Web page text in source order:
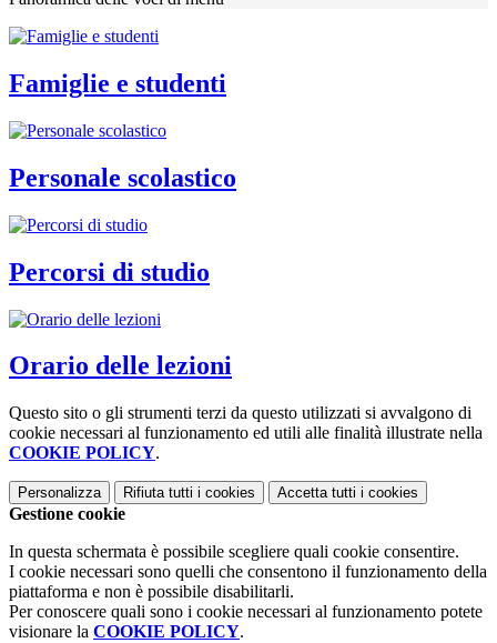
Famiglie e studenti
Personale scolastico
Percorsi di studio
Orario delle lezioni
Questo sito o gli strumenti terzi da questo utilizzati si avvalgono di
cookie necessari al funzionamento ed utili alle finalità illustrate nella
COOKIE POLICY.
Personalizza Rifiuta tutti i cookies Accetta tutti i cookies
Gestione cookie
In questa schermata è possibile scegliere quali cookie consentire.
I cookie necessari sono quelli che consentono il funzionamento della
piattaforma e non è possibile disabilitarli.
Per conoscere quali sono i cookie necessari al funzionamento potete
visionare la COOKIE POLICY.